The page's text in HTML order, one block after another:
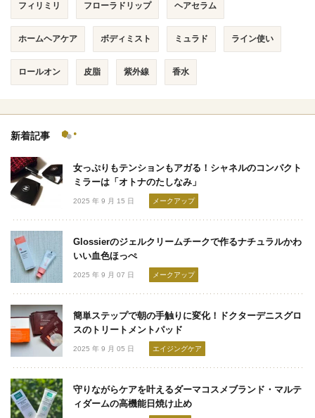
フィリミリ フローラドリップ ヘアセラム
ホームヘアケア ボディミスト ミュラド ライン使い
ロールオン 皮脂 紫外線 香水
新着記事
女っぷりもテンションもアガる！シャネルのコンパクト
ミラーは「オトナのたしなみ」
2025 年 9 月 15 日 メークアップ
Glossierのジェルクリームチークで作るナチュラルかわ
いい血色ほっぺ
2025 年 9 月 07 日 メークアップ
簡単ステップで朝の手触りに変化！ドクターデニスグロ
スのトリートメントパッド
2025 年 9 月 05 日 エイジングケア
守りながらケアを叶えるダーマコスメブランド・マルテ
ィダームの高機能日焼け止め